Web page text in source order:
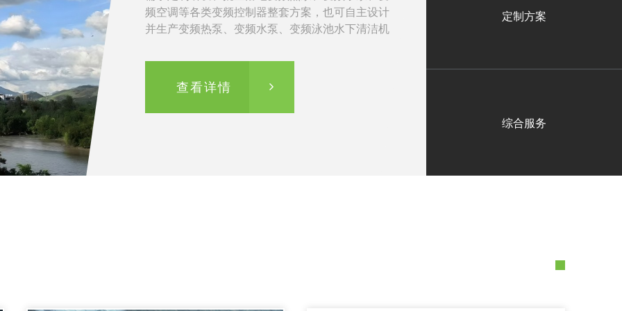
频空调等各类变频控制器整套方案，也可自主设计
并生产变频热泵、变频水泵、变频泳池水下清洁机
查看详情
定制方案
综合服务